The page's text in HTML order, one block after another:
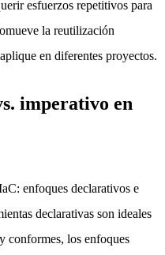
esfuerzos repetitivos para
la reutilización
en diferentes proyectos.
imperativo en
enfoques declarativos e
declarativas son ideales
conformes, los enfoques